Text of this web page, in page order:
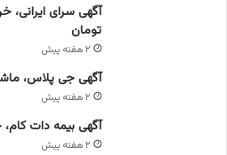
تومان
۲ هفته پیش
آگهی جی پلاس،
۲ هفته پیش
آگهی بیمه دات کام،
۲ هفته پیش